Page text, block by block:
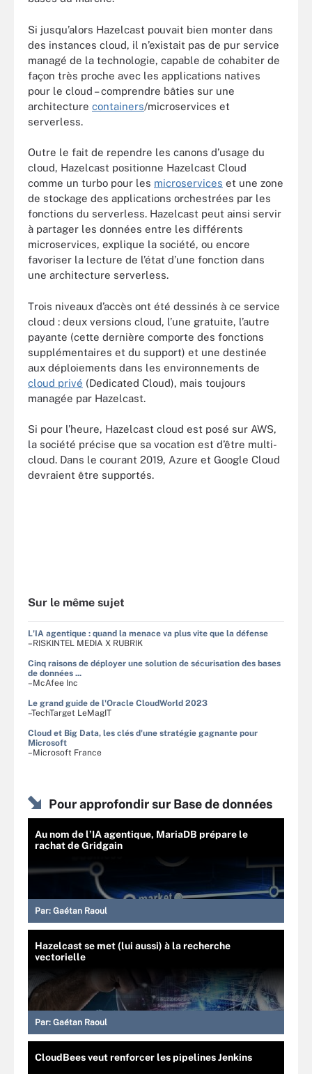
Si jusqu’alors Hazelcast pouvait bien monter dans
des instances cloud, il n’existait pas de pur service
managé de la technologie, capable de cohabiter de
façon très proche avec les applications natives
pour le cloud – comprendre bâties sur une
architecture containers/microservices et
serverless.
Outre le fait de rependre les canons d’usage du
cloud, Hazelcast positionne Hazelcast Cloud
comme un turbo pour les microservices et une zone
de stockage des applications orchestrées par les
fonctions du serverless. Hazelcast peut ainsi servir
à partager les données entre les différents
microservices, explique la société, ou encore
favoriser la lecture de l’état d’une fonction dans
une architecture serverless.
Trois niveaux d’accès ont été dessinés à ce service
cloud : deux versions cloud, l’une gratuite, l’autre
payante (cette dernière comporte des fonctions
supplémentaires et du support) et une destinée
aux déploiements dans les environnements de
cloud privé (Dedicated Cloud), mais toujours
managée par Hazelcast.
Si pour l’heure, Hazelcast cloud est posé sur AWS,
la société précise que sa vocation est d’être multi-
cloud. Dans le courant 2019, Azure et Google Cloud
devraient être supportés.
Sur le même sujet
L'IA agentique : quand la menace va plus vite que la défense
–RISKINTEL MEDIA X RUBRIK
Cinq raisons de déployer une solution de sécurisation des bases
de données ...
–McAfee Inc
Le grand guide de l'Oracle CloudWorld 2023
–TechTarget LeMagIT
Cloud et Big Data, les clés d'une stratégie gagnante pour
Microsoft
–Microsoft France
Pour approfondir sur Base de données
Au nom de l’IA agentique, MariaDB prépare le
rachat de Gridgain
Par: Gaétan Raoul
Hazelcast se met (lui aussi) à la recherche
vectorielle
Par: Gaétan Raoul
CloudBees veut renforcer les pipelines Jenkins